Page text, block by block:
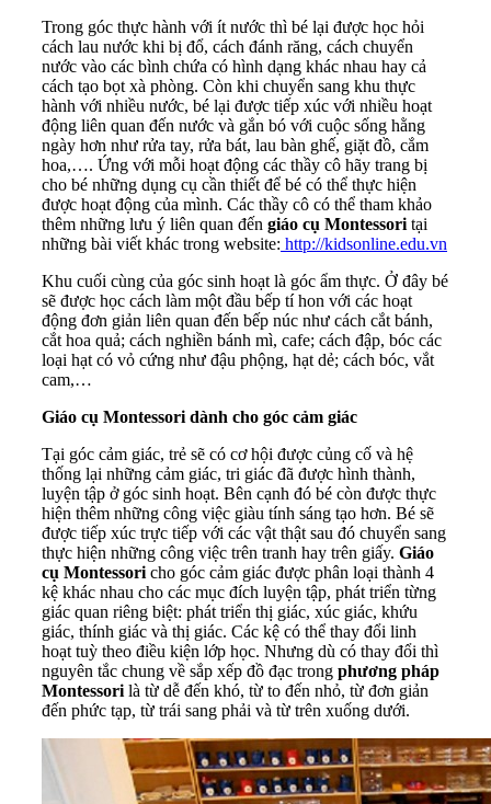
Trong góc thực hành với ít nước thì bé lại được học hỏi
cách lau nước khi bị đổ, cách đánh răng, cách chuyển
nước vào các bình chứa có hình dạng khác nhau hay cả
cách tạo bọt xà phòng. Còn khi chuyển sang khu thực
hành với nhiều nước, bé lại được tiếp xúc với nhiều hoạt
động liên quan đến nước và gắn bó với cuộc sống hằng
ngày hơn như rửa tay, rửa bát, lau bàn ghế, giặt đồ, cắm
hoa,…. Ứng với mỗi hoạt động các thầy cô hãy trang bị
cho bé những dụng cụ cần thiết để bé có thể thực hiện
được hoạt động của mình. Các thầy cô có thể tham khảo
thêm những lưu ý liên quan đến giáo cụ Montessori tại
những bài viết khác trong website: http://kidsonline.edu.vn
Khu cuối cùng của góc sinh hoạt là góc ẩm thực. Ở đây bé
sẽ được học cách làm một đầu bếp tí hon với các hoạt
động đơn giản liên quan đến bếp núc như cách cắt bánh,
cắt hoa quả; cách nghiền bánh mì, cafe; cách đập, bóc các
loại hạt có vỏ cứng như đậu phộng, hạt dẻ; cách bóc, vắt
cam,…
Giáo cụ Montessori dành cho góc cảm giác
Tại góc cảm giác, trẻ sẽ có cơ hội được củng cố và hệ
thống lại những cảm giác, tri giác đã được hình thành,
luyện tập ở góc sinh hoạt. Bên cạnh đó bé còn được thực
hiện thêm những công việc giàu tính sáng tạo hơn. Bé sẽ
được tiếp xúc trực tiếp với các vật thật sau đó chuyển sang
thực hiện những công việc trên tranh hay trên giấy. Giáo
cụ Montessori cho góc cảm giác được phân loại thành 4
kệ khác nhau cho các mục đích luyện tập, phát triển từng
giác quan riêng biệt: phát triển thị giác, xúc giác, khứu
giác, thính giác và thị giác. Các kệ có thể thay đổi linh
hoạt tuỳ theo điều kiện lớp học. Nhưng dù có thay đổi thì
nguyên tắc chung về sắp xếp đồ đạc trong phương pháp
Montessori là từ dễ đến khó, từ to đến nhỏ, từ đơn giản
đến phức tạp, từ trái sang phải và từ trên xuống dưới.